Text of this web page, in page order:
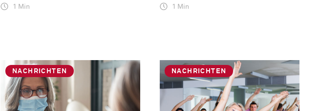
1 Min 1 Min
NACHRICHTEN NACHRICHTEN